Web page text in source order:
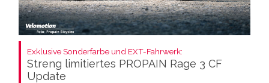
Exklusive Sonderfarbe und EXT-Fahrwerk:
Streng limitiertes PROPAIN Rage 3 CF
Update